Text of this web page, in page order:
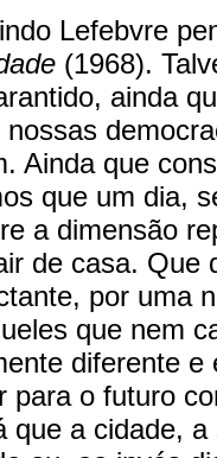
Lefebvre
(1968).
ainda
Ainda que
que um dia,
a dimensão
de casa. Que
por uma
que nem
diferente
para o futuro
que a cidade,